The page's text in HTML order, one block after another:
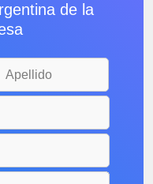
de la